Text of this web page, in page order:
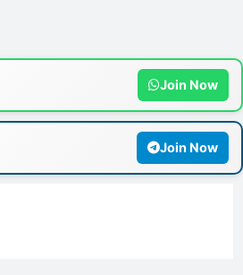
Join Now
Join Now